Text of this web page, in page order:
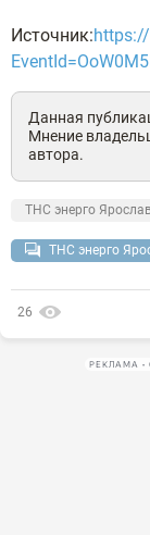
Источник:
Данная
Мнение
автора.
ТНС энерго
ТНС энерго
26
РЕКЛАМА •